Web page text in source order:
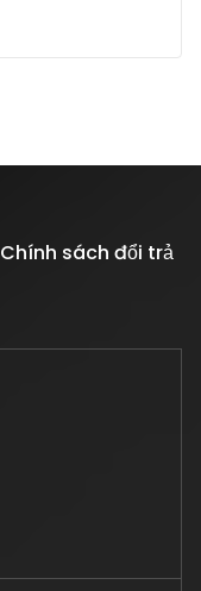
Chính sách đổi trả